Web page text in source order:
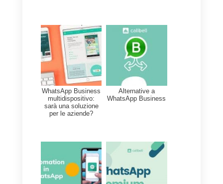
nei canali preferiti dai tuoi clienti;
3) Widget di chat: potrai
gratuitamente il nostro widget di
chat sul tuo sito web, ed
indirizzare i tuoi utenti verso i
canali di comunicazioni che
preferiscono;